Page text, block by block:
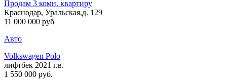
Продам 3 комн. квартиру
Краснодар, Уральская,д. 129
11 000 000 руб
Авто
Volkswagen Polo
лифтбек 2021 г.в.
1 550 000 руб.